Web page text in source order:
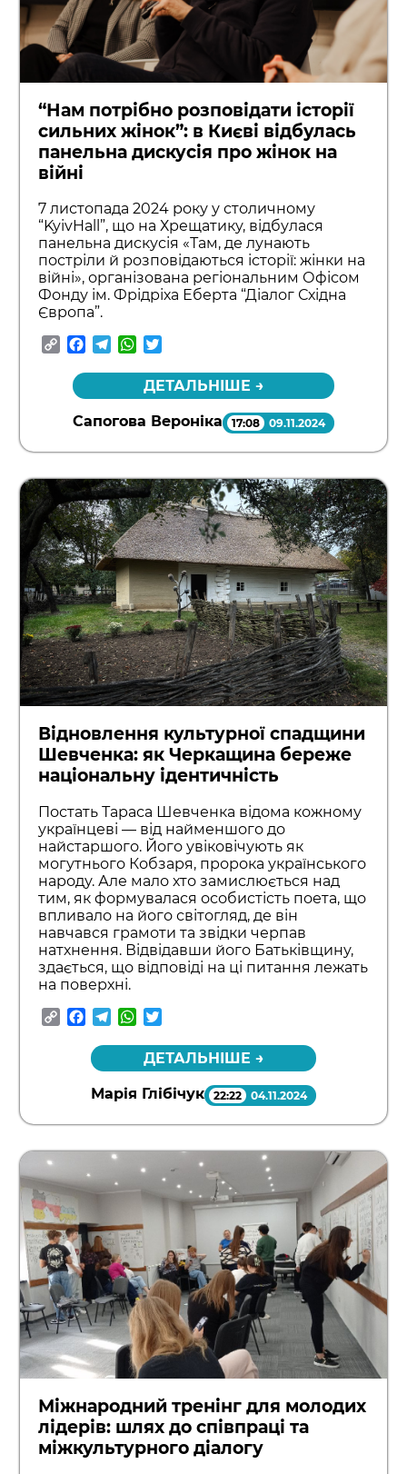
“Нам потрібно розповідати історії
сильних жінок”: в Києві відбулась
панельна дискусія про жінок на
війні
7 листопада 2024 року у столичному
“KyivHall”, що на Хрещатику, відбулася
панельна дискусія «Там, де лунають
постріли й розповідаються історії: жінки на
війні», організована регіональним Офісом
Фонду ім. Фрідріха Еберта “Діалог Східна
Європа”.
CopyFacebook
TelegramWhatsApp
ДЕТАЛЬНІШЕ →
Сапогова Вероніка 17:08 09.11.2024
Відновлення культурної спадщини
Шевченка: як Черкащина береже
національну ідентичність
Постать Тараса Шевченка відома кожному
українцеві — від найменшого до
найстаршого. Його увіковічують як
могутнього Кобзаря, пророка українського
народу. Але мало хто замислюється над
тим, як формувалася особистість поета, що
впливало на його світогляд, де він
навчався грамоти та звідки черпав
натхнення. Відвідавши його Батьківщину,
здається, що відповіді на ці питання лежать
на поверхні.
CopyFacebook
TelegramWhatsApp
ДЕТАЛЬНІШЕ →
Марія Глібічук 22:22 04.11.2024
Міжнародний тренінг для молодих
лідерів: шлях до співпраці та
міжкультурного діалогу